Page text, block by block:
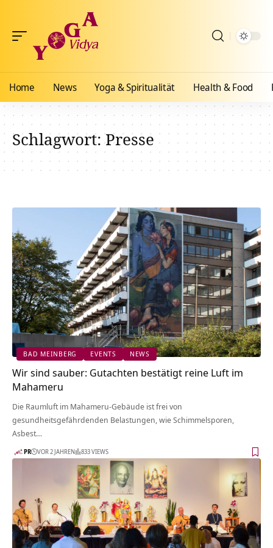
Home News Yoga & Spiritualität Health & Food
Schlagwort:Presse
BAD MEINBERG EVENTS NEWS
Wir sind sauber: Gutachten bestätigt reine Luft im
Mahameru
Die Raumluft im Mahameru-Gebäude ist frei von
gesundheitsgefährdenden Belastungen, wie Schimmelsporen,
Asbest…
PR VOR 2 JAHREN 833 VIEWS